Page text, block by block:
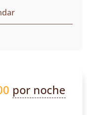
por noche